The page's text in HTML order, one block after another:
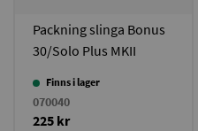
Packning slinga Bonus
30/Solo Plus MKII
Finns i lager
070040
225 kr